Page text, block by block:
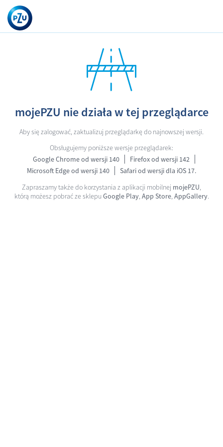
mojePZU nie działa w tej przeglądarce
Aby się zalogować, zaktualizuj przeglądarkę do najnowszej wersji.
Obsługujemy poniższe wersje przeglądarek:
Google Chrome od wersji 140
Firefox od wersji 142
Microsoft Edge od wersji 140
Safari od wersji dla iOS 17.
Zapraszamy także do korzystania z aplikacji mobilnej mojePZU,
którą możesz pobrać ze sklepu Google Play,App Store,AppGallery.